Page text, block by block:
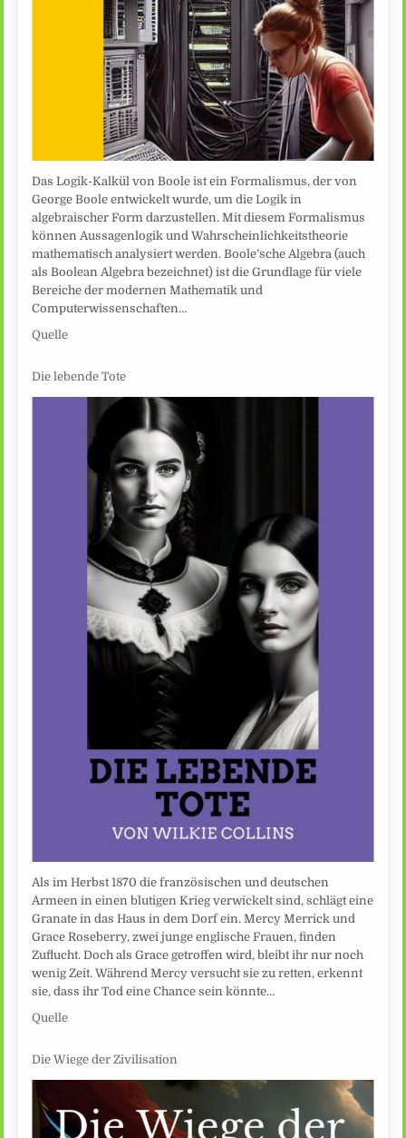
Das Logik-Kalkül von Boole ist ein Formalismus, der von
George Boole entwickelt wurde, um die Logik in
algebraischer Form darzustellen. Mit diesem Formalismus
können Aussagenlogik und Wahrscheinlichkeitstheorie
mathematisch analysiert werden. Boole’sche Algebra (auch
als Boolean Algebra bezeichnet) ist die Grundlage für viele
Bereiche der modernen Mathematik und
Computerwissenschaften…
Quelle
Die lebende Tote
Als im Herbst 1870 die französischen und deutschen
Armeen in einen blutigen Krieg verwickelt sind, schlägt eine
Granate in das Haus in dem Dorf ein. Mercy Merrick und
Grace Roseberry, zwei junge englische Frauen, finden
Zuflucht. Doch als Grace getroffen wird, bleibt ihr nur noch
wenig Zeit. Während Mercy versucht sie zu retten, erkennt
sie, dass ihr Tod eine Chance sein könnte…
Quelle
Die Wiege der Zivilisation